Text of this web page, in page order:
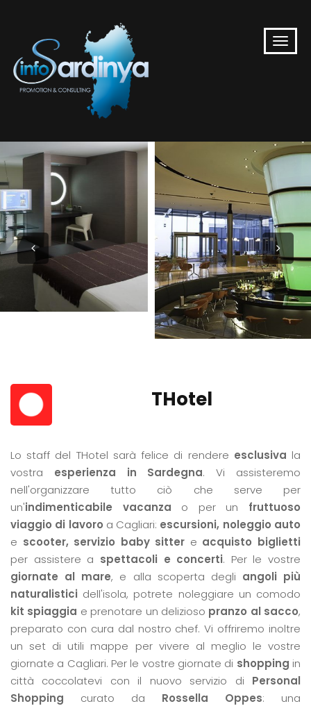
THotel
Lo staff del THotel sarà felice di rendere esclusiva la
vostra esperienza in Sardegna. Vi assisteremo
nell'organizzare tutto ciò che serve per
un'indimenticabile vacanza o per un fruttuoso
viaggio di lavoro a Cagliari: escursioni, noleggio auto
e scooter, servizio baby sitter e acquisto biglietti
per assistere a spettacoli e concerti. Per le vostre
giornate al mare, e alla scoperta degli angoli più
naturalistici dell'isola, potrete noleggiare un comodo
kit spiaggia e prenotare un delizioso pranzo al sacco,
preparato con cura dal nostro chef. Vi offriremo inoltre
un set di utili mappe per vivere al meglio le vostre
giornate a Cagliari. Per le vostre giornate di shopping in
città coccolatevi con il nuovo servizio di Personal
Shopping curato da Rossella Oppes: una